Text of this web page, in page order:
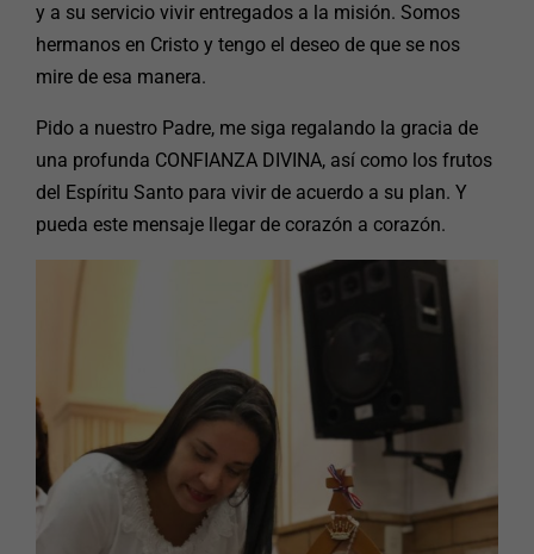
y a su servicio vivir entregados a la misión. Somos
hermanos en Cristo y tengo el deseo de que se nos
mire de esa manera.
Pido a nuestro Padre, me siga regalando la gracia de
una profunda CONFIANZA DIVINA, así como los frutos
del Espíritu Santo para vivir de acuerdo a su plan. Y
pueda este mensaje llegar de corazón a corazón.